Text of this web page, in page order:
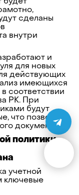
сделаны
внутри
и
для новых
действующих
имеющихся
соответствии
РК. При
будут
что позволит
документа.
политики
учетной
ключевые